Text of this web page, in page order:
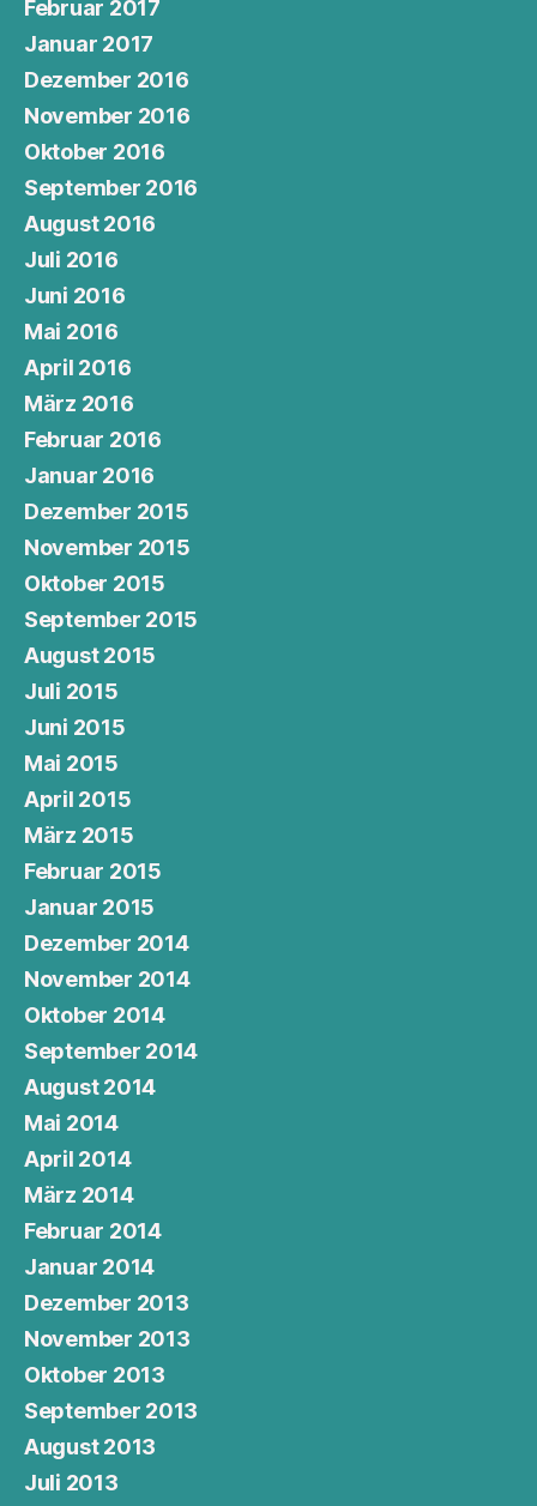
Februar 2017
Januar 2017
Dezember 2016
November 2016
Oktober 2016
September 2016
August 2016
Juli 2016
Juni 2016
Mai 2016
April 2016
März 2016
Februar 2016
Januar 2016
Dezember 2015
November 2015
Oktober 2015
September 2015
August 2015
Juli 2015
Juni 2015
Mai 2015
April 2015
März 2015
Februar 2015
Januar 2015
Dezember 2014
November 2014
Oktober 2014
September 2014
August 2014
Mai 2014
April 2014
März 2014
Februar 2014
Januar 2014
Dezember 2013
November 2013
Oktober 2013
September 2013
August 2013
Juli 2013